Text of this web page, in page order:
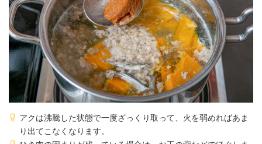
アクは沸騰した状態で一度ざっくり取って、火を弱めればあま
り出てこなくなります。